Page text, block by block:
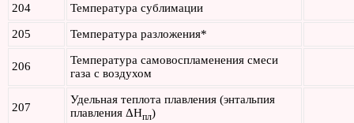
204 Температура сублимации
205 Температура разложения*
206
Температура самовоспламенения смеси
газа с воздухом
207
Удельная теплота плавления (энтальпия
плавления ΔHпл)